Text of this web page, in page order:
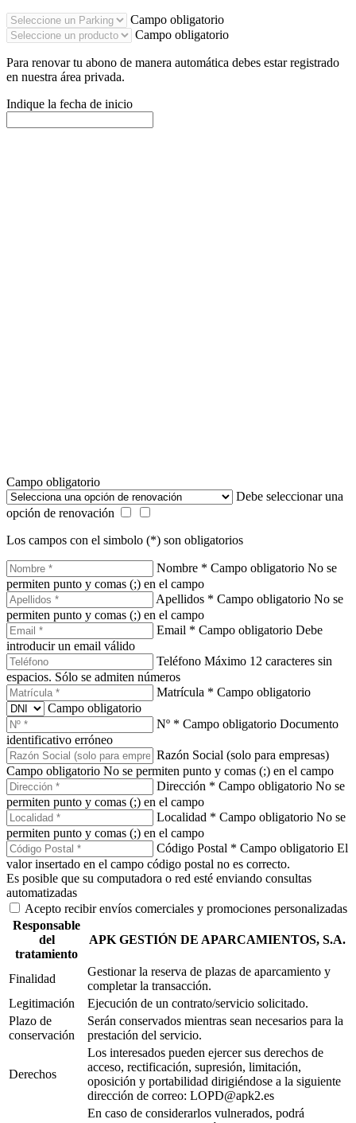
Campo obligatorio
Campo obligatorio
Para renovar tu abono de manera automática debes estar registrado
en nuestra área privada.
Indique la fecha de inicio
Campo obligatorio
Debe seleccionar una
opción de renovación
Los campos con el simbolo (*) son obligatorios
Nombre * Campo obligatorio No se
permiten punto y comas (;) en el campo
Apellidos * Campo obligatorio No se
permiten punto y comas (;) en el campo
Email * Campo obligatorio Debe
introducir un email válido
Teléfono Máximo 12 caracteres sin
espacios. Sólo se admiten números
Matrícula * Campo obligatorio
Campo obligatorio
Nº * Campo obligatorio Documento
identificativo erróneo
Razón Social (solo para empresas)
Campo obligatorio No se permiten punto y comas (;) en el campo
Dirección * Campo obligatorio No se
permiten punto y comas (;) en el campo
Localidad * Campo obligatorio No se
permiten punto y comas (;) en el campo
Código Postal * Campo obligatorio El
valor insertado en el campo código postal no es correcto.
Es posible que su computadora o red esté enviando consultas
automatizadas
Acepto recibir envíos comerciales y promociones personalizadas
Responsable
del
tratamiento
APK GESTIÓN DE APARCAMIENTOS, S.A.
Finalidad
Gestionar la reserva de plazas de aparcamiento y
completar la transacción.
Legitimación
Ejecución de un contrato/servicio solicitado.
Plazo de
conservación
Serán conservados mientras sean necesarios para la
prestación del servicio.
Derechos
Los interesados pueden ejercer sus derechos de
acceso, rectificación, supresión, limitación,
oposición y portabilidad dirigiéndose a la siguiente
dirección de correo: LOPD@apk2.es
En caso de considerarlos vulnerados, podrá